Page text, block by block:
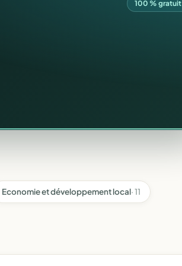
100 % gratuit
Economie et développement local· 11